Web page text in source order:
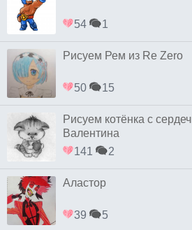
54 1
Рисуем Рем из Re Zero
50 15
Рисуем котёнка с
Валентина
141
2
Аластор
39 5